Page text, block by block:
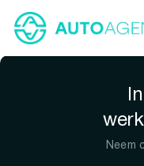
Neem